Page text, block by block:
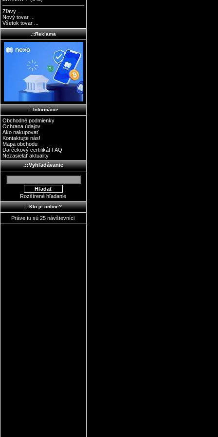
Zľavy ...
Nový tovar ...
Všetok tovar ...
.::Reklama
.::Informácie
Obchodné podmienky
Ochrana údajov
Ako nakupovať
Kontaktujte nás!
Mapa obchodu
Darčekový certifikát FAQ
Nezasielať aktuality
.::Vyhľadávanie
Rozšírené hľadanie
.::Kto je online?
Práve tu sú 25 návštevníci